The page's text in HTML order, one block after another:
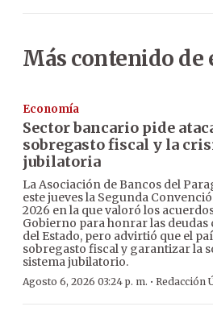
Más contenido de
Economía
Sector bancario pide
sobregasto fiscal y la
jubilatoria
La Asociación de Bancos del
este jueves la Segunda
2026 en la que valoró los
Gobierno para honrar las
del Estado, pero advirtió que el
sobregasto fiscal y garantizar la
sistema jubilatorio.
Agosto 6, 2026 03:24 p. m. · Redacción